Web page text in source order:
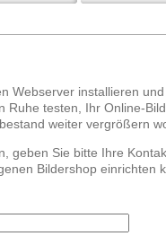
Webserver installieren
Ruhe testen, Ihr Online-
weiter vergrößern
geben Sie bitte Ihre
Bildershop einrichten